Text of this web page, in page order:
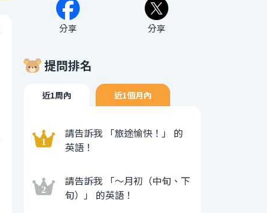
分享 分享
提問排名
近1周內 近1個月內
請告訴我 「旅途愉快！」 的
英語！
請告訴我 「〜月初（中旬、下
旬）」 的英語！